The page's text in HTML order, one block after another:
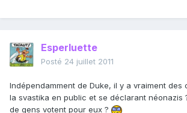
Esperluette
Posté 24 juillet 2011
Indépendamment de Duke, il y a vraiment des
la svastika en public et se déclarant néonazis
de gens votent pour eux ?